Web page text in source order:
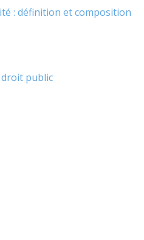
: définition et composition
public